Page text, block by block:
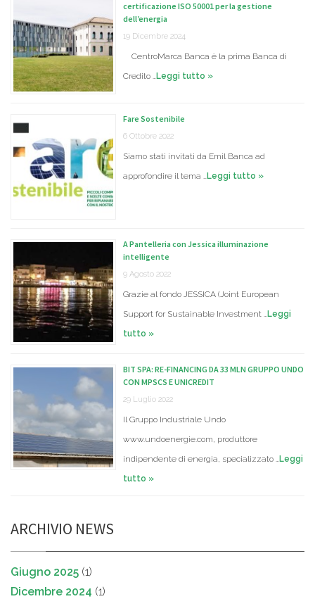
certificazione ISO 50001 per la gestione
dell’energia
19 Dicembre 2024
CentroMarca Banca è la prima Banca di
Credito …Leggi tutto »
Fare Sostenibile
6 Ottobre 2022
Siamo stati invitati da Emil Banca ad
approfondire il tema …Leggi tutto »
A Pantelleria con Jessica illuminazione
intelligente
9 Agosto 2022
Grazie al fondo JESSICA (Joint European
Support for Sustainable Investment …Leggi
tutto »
BIT SPA: RE-FINANCING DA 33 MLN GRUPPO UNDO
CON MPSCS E UNICREDIT
29 Luglio 2022
Il Gruppo Industriale Undo
www.undoenergie.com, produttore
indipendente di energia, specializzato …Leggi
tutto »
ARCHIVIO NEWS
Giugno 2025 (1)
Dicembre 2024 (1)